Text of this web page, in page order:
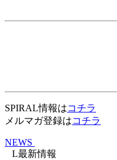
SPIRAL情報はコチラ
メルマガ登録はコチラ
NEWS
L最新情報